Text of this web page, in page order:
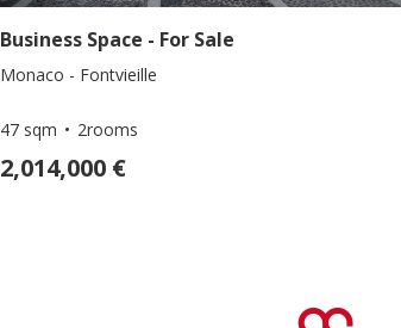
Business Space - For Sale
Monaco - Fontvieille
47 sqm 2rooms
2,014,000 €